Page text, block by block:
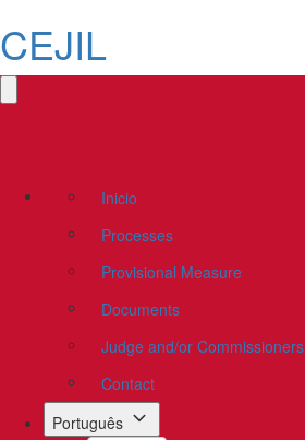
CEJIL
Inicio
Processes
Provisional Measure
Documents
Judge and/or Commissioners
Contact
Português